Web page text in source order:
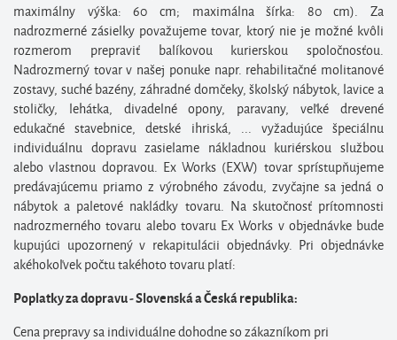
maximálny výška: 60 cm; maximálna šírka: 80 cm). Za
nadrozmerné zásielky považujeme tovar, ktorý nie je možné kvôli
rozmerom prepraviť balíkovou kurierskou spoločnosťou.
Nadrozmerný tovar v našej ponuke napr. rehabilitačné molitanové
zostavy, suché bazény, záhradné domčeky, školský nábytok, lavice a
stoličky, lehátka, divadelné opony, paravany, veľké drevené
edukačné stavebnice, detské ihriská, ... vyžadujúce špeciálnu
individuálnu dopravu zasielame nákladnou kuriérskou službou
alebo vlastnou dopravou. Ex Works (EXW) tovar sprístupňujeme
predávajúcemu priamo z výrobného závodu, zvyčajne sa jedná o
nábytok a paletové nakládky tovaru. Na skutočnosť prítomnosti
nadrozmerného tovaru alebo tovaru Ex Works v objednávke bude
kupujúci upozornený v rekapitulácii objednávky. Pri objednávke
akéhokoľvek počtu takéhoto tovaru platí:
Poplatky za dopravu - Slovenská a Česká republika:
Cena prepravy sa individuálne dohodne so zákazníkom pri